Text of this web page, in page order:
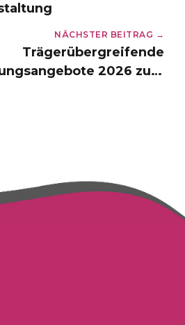
NÄCHSTER BEITRAG →
Trägerübergreifende
2026 zum